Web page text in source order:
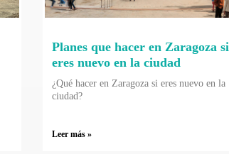
Planes que hacer en Zaragoza si
eres nuevo en la ciudad
¿Qué hacer en Zaragoza si eres nuevo en la
ciudad?
Leer más »